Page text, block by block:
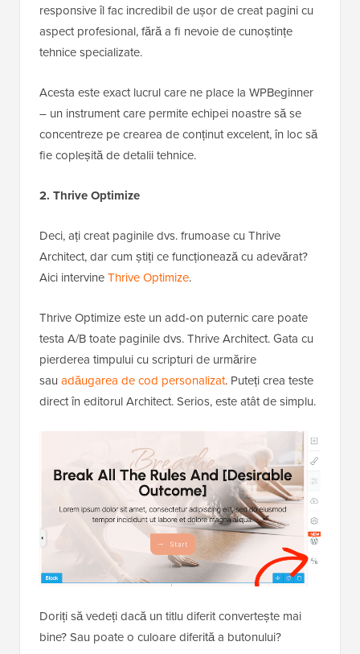
responsive îl fac incredibil de ușor de creat pagini cu
aspect profesional, fără a fi nevoie de cunoștințe
tehnice specializate.
Acesta este exact lucrul care ne place la WPBeginner
– un instrument care permite echipei noastre să se
concentreze pe crearea de conținut excelent, în loc să
fie copleșită de detalii tehnice.
2. Thrive Optimize
Deci, ați creat paginile dvs. frumoase cu Thrive
Architect, dar cum știți ce funcționează cu adevărat?
Aici intervineThrive Optimize.
Thrive Optimize este un add-on puternic care poate
testa A/B toate paginile dvs. Thrive Architect. Gata cu
pierderea timpului cu scripturi de urmărire
sau adăugarea de cod personalizat. Puteți crea teste
direct în editorul Architect. Serios, este atât de simplu.
Doriți să vedeți dacă un titlu diferit convertește mai
bine? Sau poate o culoare diferită a butonului?